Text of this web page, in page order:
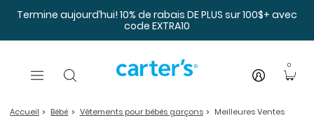
Termine aujourd’hui! 10% de rabais DE PLUS sur 100$+ avec
code EXTRA10
0
Accueil Bébé Vêtements pour bébés garçons Meilleures Ventes